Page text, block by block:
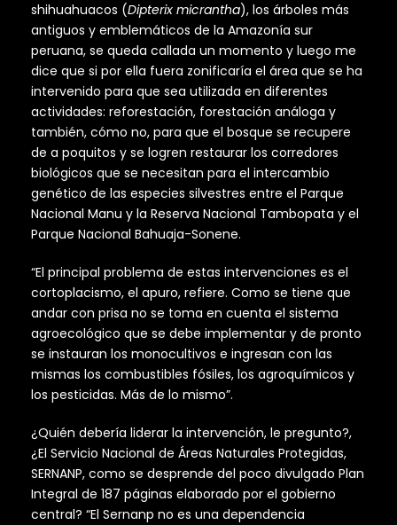
shihuahuacos (Dipterix micrantha), los árboles más
antiguos y emblemáticos de la Amazonía sur
peruana, se queda callada un momento y luego me
dice que si por ella fuera zonificaría el área que se ha
intervenido para que sea utilizada en diferentes
actividades: reforestación, forestación análoga y
también, cómo no, para que el bosque se recupere
de a poquitos y se logren restaurar los corredores
biológicos que se necesitan para el intercambio
genético de las especies silvestres entre el Parque
Nacional Manu y la Reserva Nacional Tambopata y el
Parque Nacional Bahuaja-Sonene.
“El principal problema de estas intervenciones es el
cortoplacismo, el apuro, refiere. Como se tiene que
andar con prisa no se toma en cuenta el sistema
agroecológico que se debe implementar y de pronto
se instauran los monocultivos e ingresan con las
mismas los combustibles fósiles, los agroquímicos y
los pesticidas. Más de lo mismo”.
¿Quién debería liderar la intervención, le pregunto?,
¿El Servicio Nacional de Áreas Naturales Protegidas,
SERNANP, como se desprende del poco divulgado Plan
Integral de 187 páginas elaborado por el gobierno
central? “El Sernanp no es una dependencia